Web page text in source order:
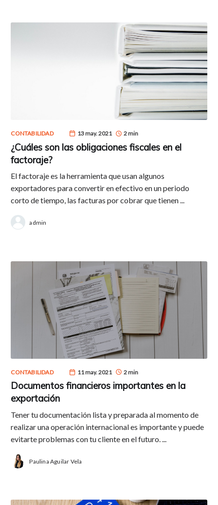
CONTABILIDAD 13 may. 2021 2 min
¿Cuáles son las obligaciones fiscales en el
factoraje?
El factoraje es la herramienta que usan algunos
exportadores para convertir en efectivo en un periodo
corto de tiempo, las facturas por cobrar que tienen ...
admin
CONTABILIDAD 11 may. 2021 2 min
Documentos financieros importantes en la
exportación
Tener tu documentación lista y preparada al momento de
realizar una operación internacional es importante y puede
evitarte problemas con tu cliente en el futuro. ...
Paulina Aguilar Vela